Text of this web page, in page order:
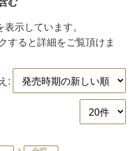
む
表示しています。
すると詳細をご覧頂けま
: